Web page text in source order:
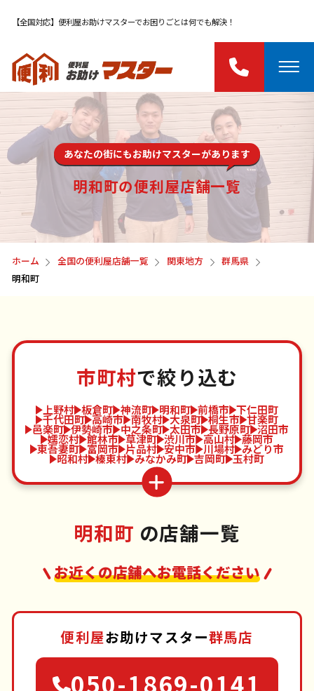
【全国対応】便利屋お助けマスターでお困りごとは何でも解決！
あなたの街にもお助けマスターがあります
明和町の便利屋店舗一覧
ホーム 全国の便利屋店舗一覧 関東地方
群馬県
明和町
市町村で絞り込む
上野村 板倉町 神流町 明和町 前橋市 下仁田町
千代田町 高崎市 南牧村 大泉町 桐生市 甘楽町
邑楽町 伊勢崎市 中之条町 太田市 長野原町 沼田市
嬬恋村 館林市 草津町 渋川市 高山村 藤岡市
東吾妻町 富岡市 片品村 安中市 川場村 みどり市
昭和村 榛東村 みなかみ町 吉岡町 玉村町
明和町 の店舗一覧
お近くの店舗へお電話ください
便利屋お助けマスター群馬店
050-1869-0141